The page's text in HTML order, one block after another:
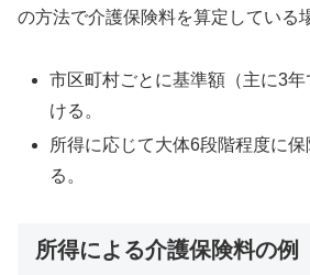
の方法で介護保険料を算定している
市区町村ごとに基準額（主に3
ける。
所得に応じて大体6段階程度に
る。
所得による介護保険料の例